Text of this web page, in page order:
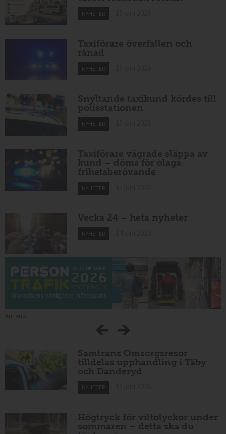
NYHETER
Taxiförare överfallen och
rånad
NYHETER
Snyltande taxikund kördes till
polisstationen
NYHETER
Taxiförare vägrade släppa av
kund – döms för olaga
frihetsberövande
NYHETER
Vecka 24 – heta nyheter
NYHETER
Samtrans Omsorgsresor
tilldelas upphandling i Täby
och Danderyd
NYHETER
Högtryck för viltolyckor under
sommaren – detta ska du